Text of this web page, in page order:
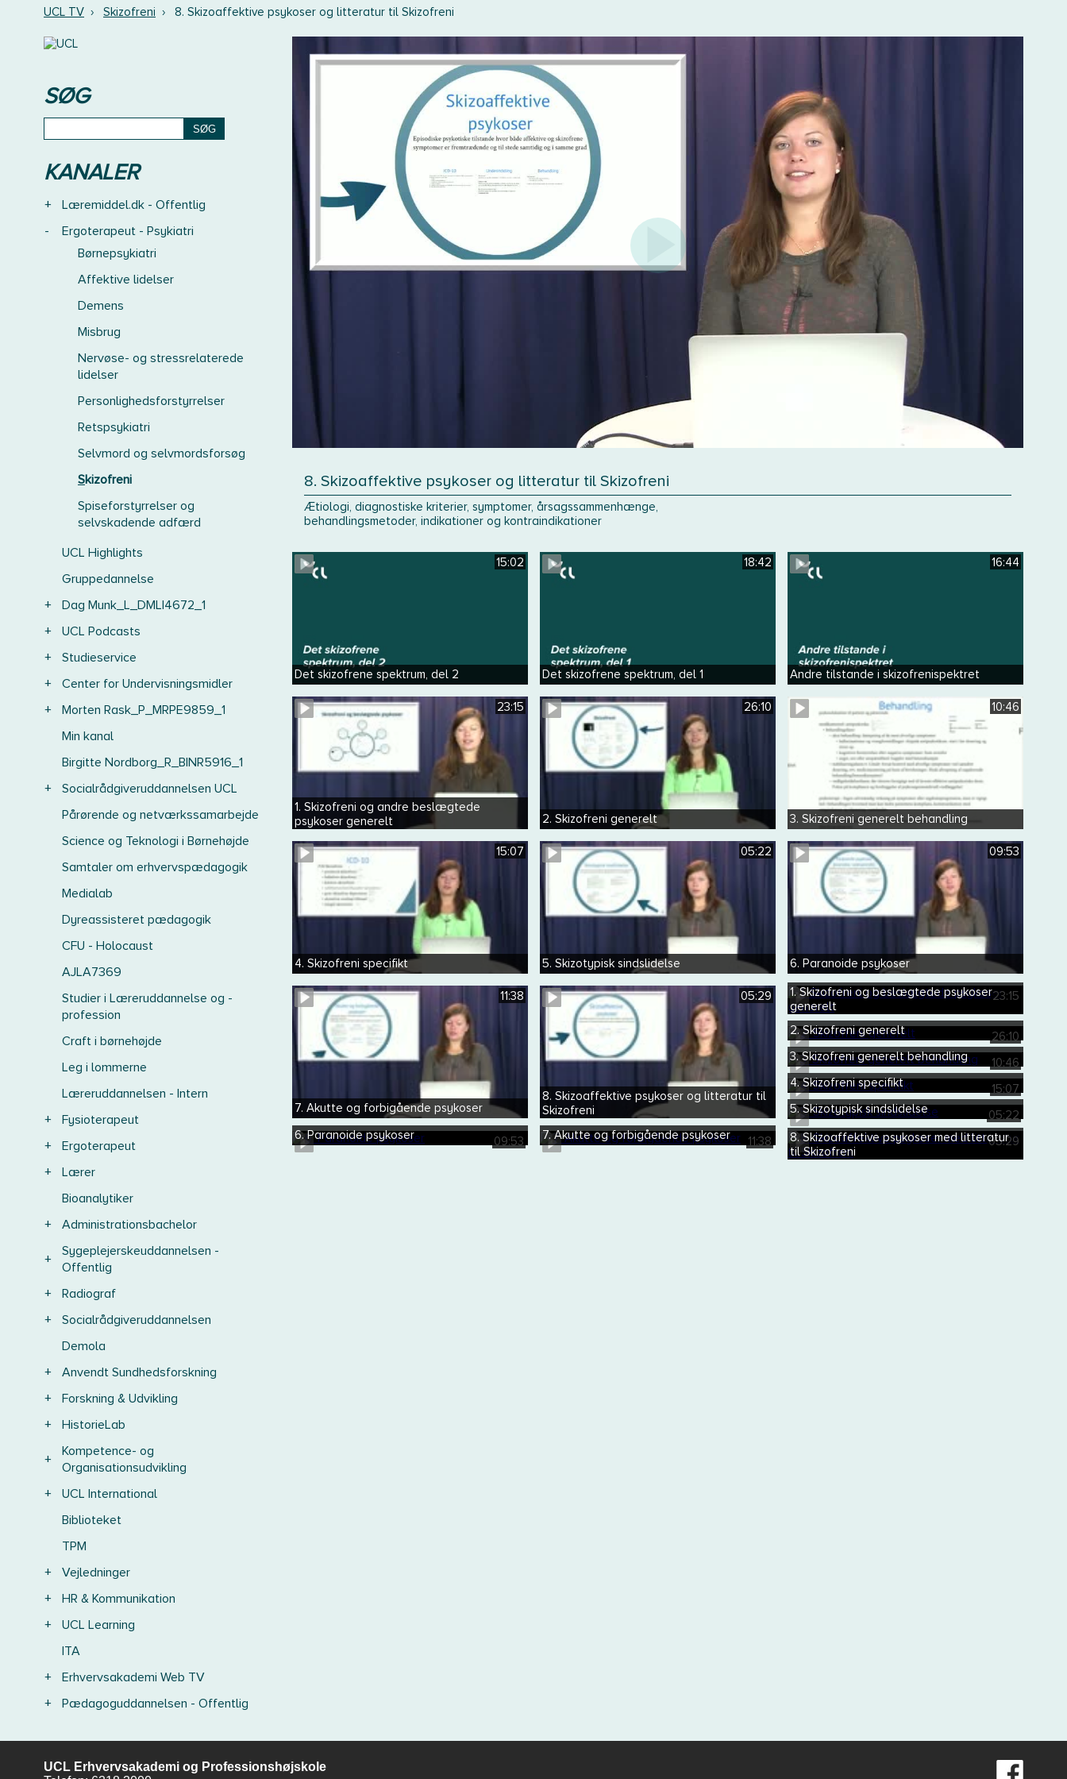
UCL TV › Skizofreni › 8. Skizoaffektive psykoser og litteratur til Skizofreni
SØG
KANALER
+
Læremiddel.dk - Offentlig
-
Ergoterapeut - Psykiatri
Børnepsykiatri
Affektive lidelser
Demens
Misbrug
Nervøse- og stressrelaterede
lidelser
Personlighedsforstyrrelser
Retspsykiatri
Selvmord og selvmordsforsøg
Skizofreni
Spiseforstyrrelser og
selvskadende adfærd
UCL Highlights
Gruppedannelse
+
Dag Munk_L_DMLI4672_1
+
UCL Podcasts
+
Studieservice
+
Center for Undervisningsmidler
+
Morten Rask_P_MRPE9859_1
Min kanal
Birgitte Nordborg_R_BINR5916_1
+
Socialrådgiveruddannelsen UCL
Pårørende og netværkssamarbejde
Science og Teknologi i Børnehøjde
Samtaler om erhvervspædagogik
Medialab
Dyreassisteret pædagogik
CFU - Holocaust
AJLA7369
Studier i Læreruddannelse og -
profession
Craft i børnehøjde
Leg i lommerne
Læreruddannelsen - Intern
+
Fysioterapeut
+
Ergoterapeut
+
Lærer
Bioanalytiker
+
Administrationsbachelor
+
Sygeplejerskeuddannelsen -
Offentlig
+
Radiograf
+
Socialrådgiveruddannelsen
Demola
+
Anvendt Sundhedsforskning
+
Forskning & Udvikling
+
HistorieLab
+
Kompetence- og
Organisationsudvikling
+
UCL International
Biblioteket
TPM
+
Vejledninger
+
HR & Kommunikation
+
UCL Learning
ITA
+
Erhvervsakademi Web TV
+
Pædagoguddannelsen - Offentlig
8. Skizoaffektive psykoser og litteratur til Skizofreni
Ætiologi, diagnostiske kriterier, symptomer, årsagssammenhænge,
behandlingsmetoder, indikationer og kontraindikationer
15:02
Det skizofrene spektrum, del 2
18:42
Det skizofrene spektrum, del 1
16:44
Andre tilstande i skizofrenispektret
23:15
1. Skizofreni og andre beslægtede
psykoser generelt
26:10
2. Skizofreni generelt
10:46
3. Skizofreni generelt behandling
15:07
4. Skizofreni specifikt
05:22
5. Skizotypisk sindslidelse
09:53
6. Paranoide psykoser
11:38
7. Akutte og forbigående psykoser
05:29
8. Skizoaffektive psykoser og litteratur til
Skizofreni
23:15
1. Skizofreni og beslægtede psykoser
generelt
26:10
2. Skizofreni generelt
10:46
3. Skizofreni generelt behandling
15:07
4. Skizofreni specifikt
05:22
5. Skizotypisk sindslidelse
09:53
6. Paranoide psykoser 11:38
7. Akutte og forbigående psykoser 05:29
8. Skizoaffektive psykoser med litteratur
til Skizofreni
UCL Erhvervsakademi og Professionshøjskole